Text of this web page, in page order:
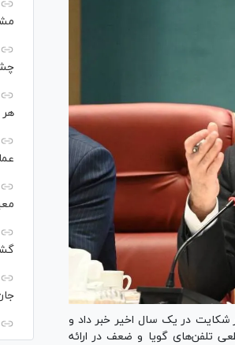
بازرسی و فوریت‌های سازمان اداری و استخدامی کشور از ثبت ۱۲۰ هزار شکایت در یک سال اخیر خبر داد و
تلفن‌های گویا و ضعف در ارائه
هر